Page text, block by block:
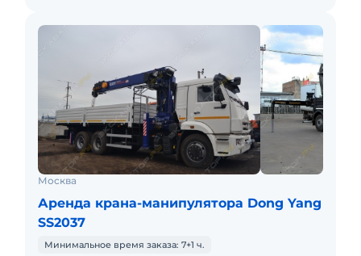
Москва
Аренда крана-манипулятора Dong Yang
SS2037
Минимальное время заказа: 7+1 ч.